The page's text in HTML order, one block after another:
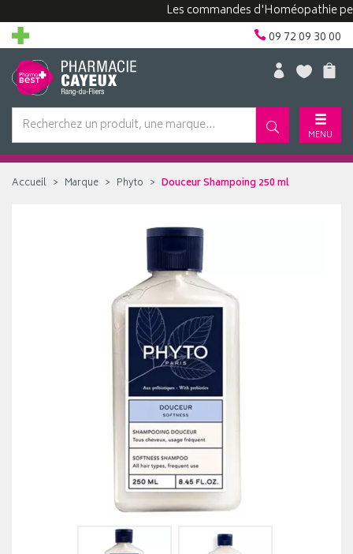
Les commandes d'Homéopathie
09 72 09 30 00
MENU
Accueil Marque Phyto Douceur Shampoing 250 ml